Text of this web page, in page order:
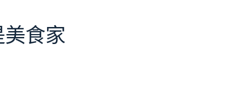
食家